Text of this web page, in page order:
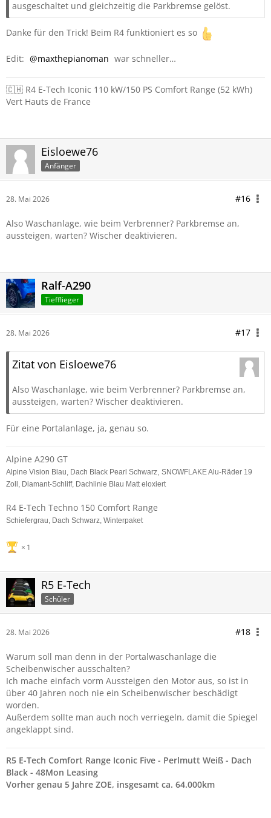
ausgeschaltet und gleichzeitig die Parkbremse gelöst.
Danke für den Trick! Beim R4 funktioniert es so
Edit: maxthepianoman war schneller…
🇨🇭 R4 E-Tech Iconic 110 kW/150 PS Comfort Range (52 kWh)
Vert Hauts de France
Eisloewe76
Anfänger
28. Mai 2026 #16
Also Waschanlage, wie beim Verbrenner? Parkbremse an,
aussteigen, warten? Wischer deaktivieren.
Ralf-A290
Tiefflieger
28. Mai 2026 #17
Zitat von Eisloewe76
Also Waschanlage, wie beim Verbrenner? Parkbremse an,
aussteigen, warten? Wischer deaktivieren.
Für eine Portalanlage, ja, genau so.
Alpine A290 GT
Alpine Vision Blau, Dach Black Pearl Schwarz, SNOWFLAKE Alu-Räder 19
Zoll, Diamant-Schliff, Dachlinie Blau Matt eloxiert
R4 E-Tech Techno 150 Comfort Range
Schiefergrau, Dach Schwarz, Winterpaket
1
R5 E-Tech
Schüler
28. Mai 2026 #18
Warum soll man denn in der Portalwaschanlage die
Scheibenwischer ausschalten?
Ich mache einfach vorm Aussteigen den Motor aus, so ist in
über 40 Jahren noch nie ein Scheibenwischer beschädigt
worden.
Außerdem sollte man auch noch verriegeln, damit die Spiegel
angeklappt sind.
R5 E-Tech Comfort Range Iconic Five - Perlmutt Weiß - Dach
Black - 48Mon Leasing
Vorher genau 5 Jahre ZOE, insgesamt ca. 64.000km